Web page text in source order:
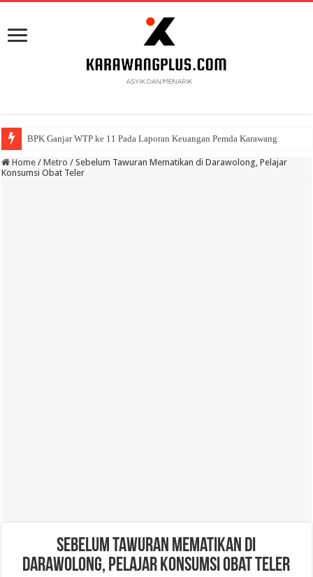
BPK Ganjar WTP ke 11 Pada Laporan Keuangan Pemda Karawang
Home / Metro / Sebelum Tawuran Mematikan di Darawolong, Pelajar
Konsumsi Obat Teler
Sebelum Tawuran Mematikan di
Darawolong, Pelajar Konsumsi Obat Teler